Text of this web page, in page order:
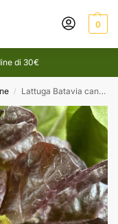
0
di 30€
/ Lattuga Batavia canasta rossa (1 Kg)